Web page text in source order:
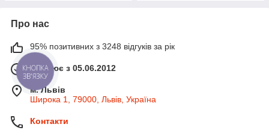
Про нас
95% позитивних з 3248 відгуків за рік
Працює з 05.06.2012
м. Львів
Широка 1, 79000, Львів, Україна
Контакти
КНОПКА
ЗВ'ЯЗКУ